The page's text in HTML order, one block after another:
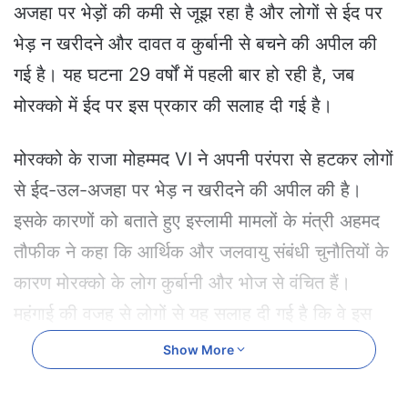
अजहा पर भेड़ों की कमी से जूझ रहा है और लोगों से ईद पर
भेड़ न खरीदने और दावत व कुर्बानी से बचने की अपील की
गई है। यह घटना 29 वर्षों में पहली बार हो रही है, जब
मोरक्को में ईद पर इस प्रकार की सलाह दी गई है।
मोरक्को के राजा मोहम्मद VI ने अपनी परंपरा से हटकर लोगों
से ईद-उल-अजहा पर भेड़ न खरीदने की अपील की है।
इसके कारणों को बताते हुए इस्लामी मामलों के मंत्री अहमद
तौफीक ने कहा कि आर्थिक और जलवायु संबंधी चुनौतियों के
कारण मोरक्को के लोग कुर्बानी और भोज से वंचित हैं।
महंगाई की वजह से लोगों से यह सलाह दी गई है कि वे इस
बार दावत और कुर्बानी से बचें।
Show More